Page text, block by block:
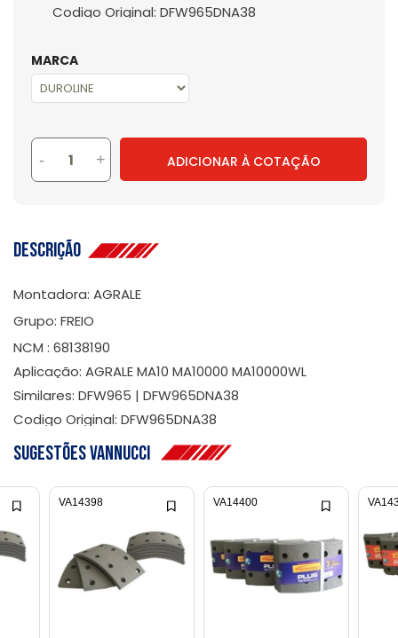
Codigo Original: DFW965DNA38
MARCA
- + ADICIONAR À COTAÇÃO
Descrição
Montadora: AGRALE
Grupo: FREIO
NCM : 68138190
Aplicação: AGRALE MA10 MA10000 MA10000WL
Similares: DFW965 | DFW965DNA38
Codigo Original: DFW965DNA38
Sugestões Vannucci
VA14398 VA14400